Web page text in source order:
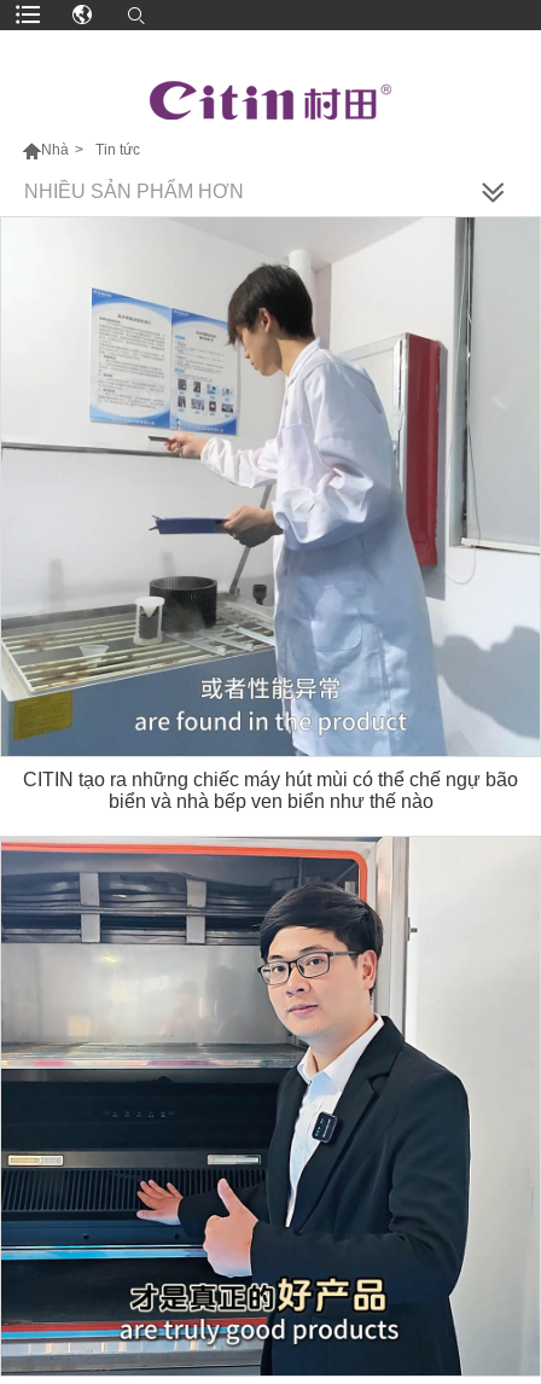
Nhà > Tin tức
NHIỀU SẢN PHẨM HƠN
CITIN tạo ra những chiếc máy hút mùi có thể chế ngự bão
biển và nhà bếp ven biển như thế nào